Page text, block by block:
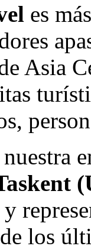
es
Asia
y
los